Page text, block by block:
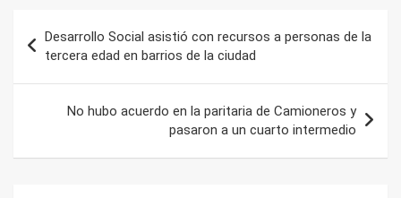
de
entradas
Desarrollo Social asistió con recursos a personas de la
tercera edad en barrios de la ciudad
No hubo acuerdo en la paritaria de Camioneros y
pasaron a un cuarto intermedio